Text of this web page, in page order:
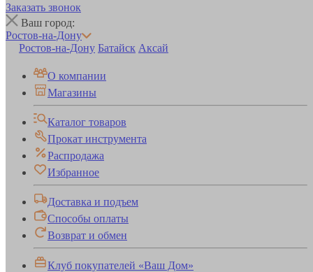
Заказать звонок
Ваш город:
Ростов-на-Дону
Ростов-на-Дону Батайск Аксай
О компании
Магазины
Каталог товаров
Прокат инструмента
Распродажа
Избранное
Доставка и подъем
Способы оплаты
Возврат и обмен
Клуб покупателей «Ваш Дом»